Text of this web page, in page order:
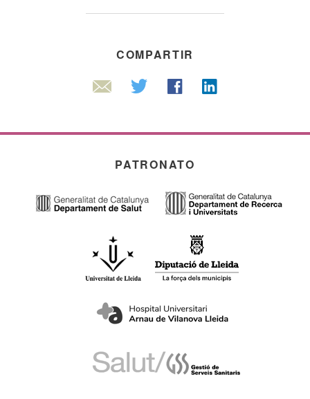
COMPARTIR
Email Twitter FacebookLinkedin
PATRONATO